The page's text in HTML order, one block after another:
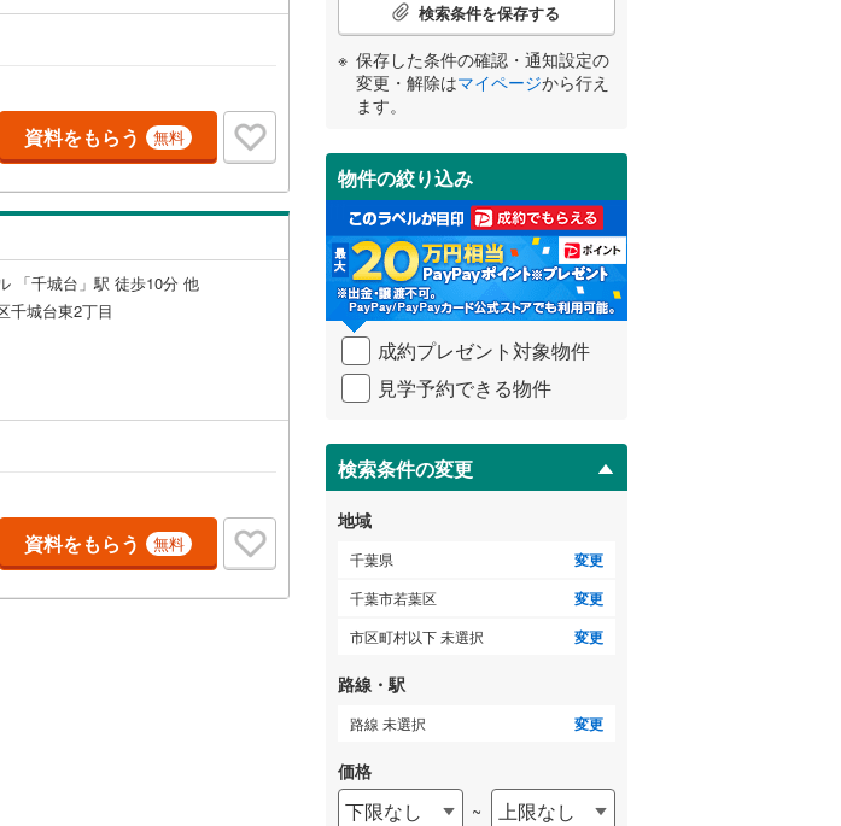
資料をもらう 無料
「千城台」駅 徒歩10分 他
千城台東2丁目
資料をもらう 無料
条
件
受
け
取
る
・
条
件
を
イ
ペ
ジ
に
保
存
す
る
検索条件を保存する
保存した条件の確認・通知設定の
変更・解除はマイページから行え
ます。
物件の絞り込み
成約プレゼント対象物件
見学予約できる物件
検索条件の変更
地域
千葉県 変更
千葉市若葉区 変更
市区町村以下 未選択 変更
路線・駅
路線 未選択 変更
価格
下限なし ~
上限なし
山武郡九十九里町(0)
長生郡一宮町(0)
長生郡長生村(0) 長生郡白子町
長生郡長南町(0) 夷隅郡大多喜町(0)
安房郡鋸南町(0)